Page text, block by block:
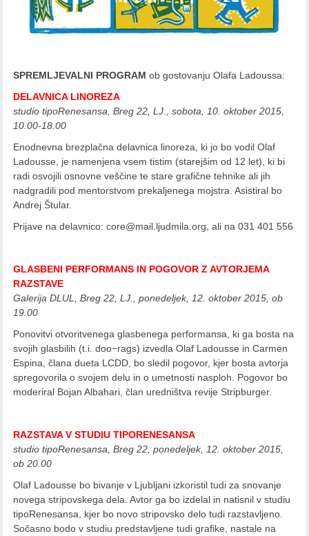
SPREMLJEVALNI PROGRAM ob gostovanju Olafa Ladoussa:
DELAVNICA LINOREZA
studio tipoRenesansa, Breg 22, LJ., sobota, 10. oktober 2015,
10.00-18.00
Enodnevna brezplačna delavnica linoreza, ki jo bo vodil Olaf
Ladousse, je namenjena vsem tistim (starejšim od 12 let), ki bi
radi osvojili osnovne veščine te stare grafične tehnike ali jih
nadgradili pod mentorstvom prekaljenega mojstra. Asistiral bo
Andrej Štular.
Prijave na delavnico: core@mail.ljudmila.org, ali na 031 401 556
GLASBENI PERFORMANS IN POGOVOR Z AVTORJEMA
RAZSTAVE
Galerija DLUL, Breg 22, LJ., ponedeljek, 12. oktober 2015, ob
19.00
Ponovitvi otvoritvenega glasbenega performansa, ki ga bosta na
svojih glasbilih (t.i. doo−rags) izvedla Olaf Ladousse in Carmen
Espina, člana dueta LCDD, bo sledil pogovor, kjer bosta avtorja
spregovorila o svojem delu in o umetnosti nasploh. Pogovor bo
moderiral Bojan Albahari, član uredništva revije Stripburger.
RAZSTAVA V STUDIU TIPORENESANSA
studio tipoRenesansa, Breg 22, ponedeljek, 12. oktober 2015,
ob 20.00
Olaf Ladousse bo bivanje v Ljubljani izkoristil tudi za snovanje
novega stripovskega dela. Avtor ga bo izdelal in natisnil v studiu
tipoRenesansa, kjer bo novo stripovsko delo tudi razstavljeno.
Sočasno bodo v studiu predstavljene tudi grafike, nastale na